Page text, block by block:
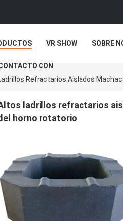
VR SHOW SOBRE
CON
Refractarios Aislados
ladrillos refractarios
horno rotatorio